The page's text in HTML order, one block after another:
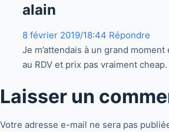
alain
8 février 2019/18:44 Répondre
Je m’attendais à un grand
au RDV et prix pas vraiment cheap.
Laisser un
Votre adresse e-mail ne sera pas